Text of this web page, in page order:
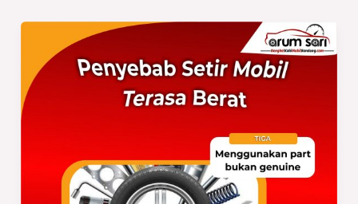
Mobil
Berat?